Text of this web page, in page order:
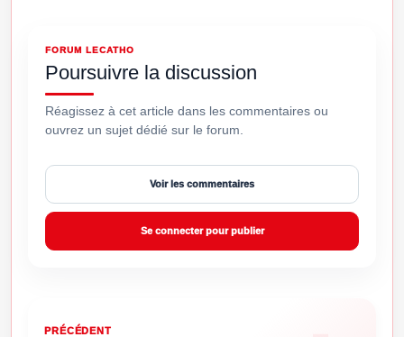
FORUM LECATHO
Poursuivre la discussion
Réagissez à cet article dans les commentaires ou
ouvrez un sujet dédié sur le forum.
Voir les commentaires
Se connecter pour publier
PRÉCÉDENT